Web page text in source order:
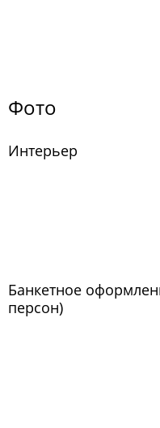
Фото
Интерьер
Банкетное
персон)